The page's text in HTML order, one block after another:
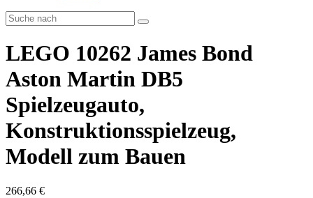
LEGO 10262 James Bond
Aston Martin DB5
Spielzeugauto,
Konstruktionsspielzeug,
Modell zum Bauen
266,66 €